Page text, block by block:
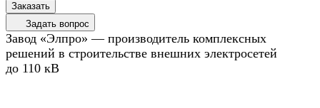
Заказать
Задать вопрос
Завод «Элпро» — производитель комплексных
решений в строительстве внешних электросетей
до 110 кВ